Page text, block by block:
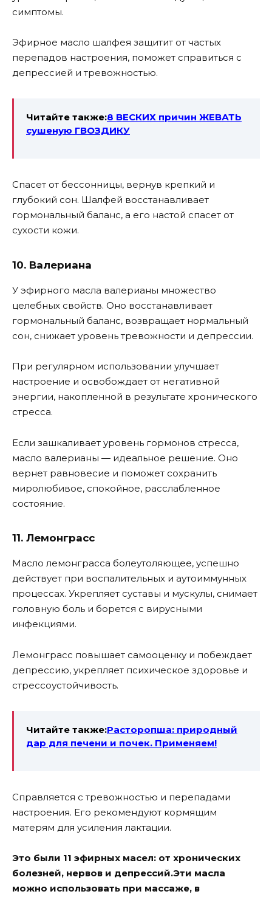
симптомы.
Эфирное масло шалфея защитит от частых
перепадов настроения, поможет справиться с
депрессией и тревожностью.
Читайте также:8 ВЕСКИХ причин ЖЕВАТЬ
сушеную ГВОЗДИКУ
Спасет от бессонницы, вернув крепкий и
глубокий сон. Шалфей восстанавливает
гормональный баланс, а его настой спасет от
сухости кожи.
10. Валериана
У эфирного масла валерианы множество
целебных свойств. Оно восстанавливает
гормональный баланс, возвращает нормальный
сон, снижает уровень тревожности и депрессии.
При регулярном использовании улучшает
настроение и освобождает от негативной
энергии, накопленной в результате хронического
стресса.
Если зашкаливает уровень гормонов стресса,
масло валерианы — идеальное решение. Оно
вернет равновесие и поможет сохранить
миролюбивое, спокойное, расслабленное
состояние.
11. Лемонграсс
Масло лемонграсса болеутоляющее, успешно
действует при воспалительных и аутоиммунных
процессах. Укрепляет суставы и мускулы, снимает
головную боль и борется с вирусными
инфекциями.
Лемонграсс повышает самооценку и побеждает
депрессию, укрепляет психическое здоровье и
стрессоустойчивость.
Читайте также:Расторопша: природный
дар для печени и почек. Применяем!
Справляется с тревожностью и перепадами
настроения. Его рекомендуют кормящим
матерям для усиления лактации.
Это были 11 эфирных масел: от хронических
болезней, нервов и депрессий.Эти масла
можно использовать при массаже, в